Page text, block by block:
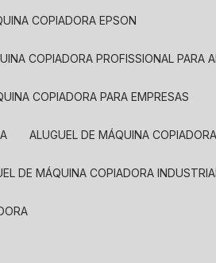
COPIADORA EPSON
COPIADORA PROFISSIONAL PARA
COPIADORA PARA EMPRESAS
ALUGUEL DE MÁQUINA
DE MÁQUINA COPIADORA